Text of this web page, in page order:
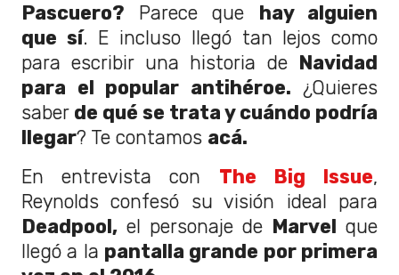
Pascuero? Parece que hay alguien
que sí. E incluso llegó tan lejos como
para escribir una historia de Navidad
para el popular antihéroe. ¿Quieres
saber de qué se trata y cuándo podría
llegar? Te contamos acá.
En entrevista con The Big Issue,
Reynolds confesó su visión ideal para
Deadpool, el personaje de Marvel que
llegó a la pantalla grande por primera